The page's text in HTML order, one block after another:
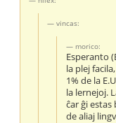
vincas:
morico:
Esperanto
la plej
1% de la
la lernejoj.
ĉar ĝi
de aliaj